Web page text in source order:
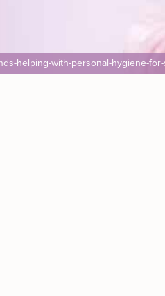
helping-with-personal-hygiene-